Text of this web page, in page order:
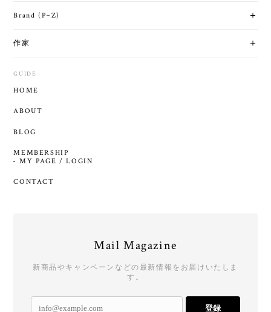
Brand (P~Z)
作家
GUIDE
HOME
ABOUT
BLOG
MEMBERSHIP
MY PAGE / LOGIN
CONTACT
Mail Magazine
新商品やキャンペーンなどの最新情報をお届けいたしま
す。
登録